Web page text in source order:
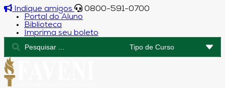
Indique amigos
0800-591-0700
Portal do Aluno
Biblioteca
Imprima seu boleto